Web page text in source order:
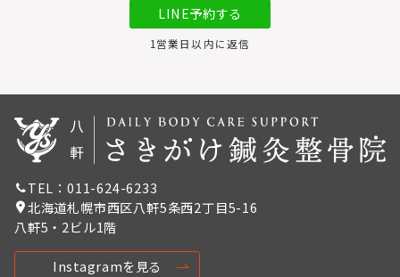
LINE予約する
1営業日以内に返信
TEL：011-624-6233
北海道札幌市西区八軒5条西2丁目5-16
八軒5・2ビル1階
Instagramを見る